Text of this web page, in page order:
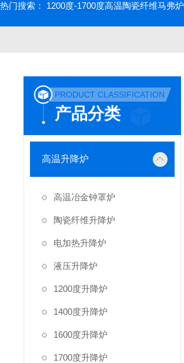
热门搜索： 1200度-1700度高温陶瓷纤维马弗炉
PRODUCT CLASSIFICATION
产品分类
高温升降炉
高温冶金钟罩炉
陶瓷纤维升降炉
电加热升降炉
液压升降炉
1200度升降炉
1400度升降炉
1600度升降炉
1700度升降炉